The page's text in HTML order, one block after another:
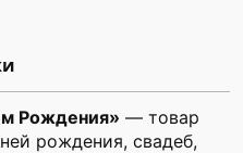
Рождения» — товар
рождения, свадеб,